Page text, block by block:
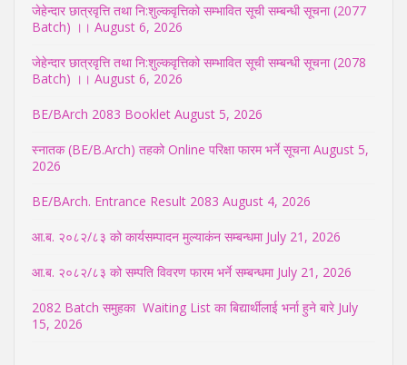
जेहेन्दार छात्रवृत्ति तथा नि:शुल्कवृत्तिको सम्भावित सूची सम्बन्धी सूचना (2077
Batch) ।। August 6, 2026
जेहेन्दार छात्रवृत्ति तथा नि:शुल्कवृत्तिको सम्भावित सूची सम्बन्धी सूचना (2078
Batch) ।। August 6, 2026
BE/BArch 2083 Booklet August 5, 2026
स्नातक (BE/B.Arch) तहको Online परिक्षा फारम भर्ने सूचना August 5,
2026
BE/BArch. Entrance Result 2083 August 4, 2026
आ.ब. २०८२/८३ को कार्यसम्पादन मुल्याकंन सम्बन्धमा July 21, 2026
आ.ब. २०८२/८३ को सम्पति विवरण फारम भर्ने सम्बन्धमा July 21, 2026
2082 Batch समुहका Waiting List का बिद्यार्थीलाई भर्ना हुने बारे July
15, 2026